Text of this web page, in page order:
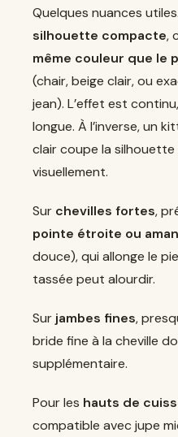
Quelques nuances
silhouette compacte,
même couleur que le
(chair, beige clair, ou
jean). L’effet est
longue. À l’inverse, un
clair coupe la
visuellement.
Sur chevilles fortes,
pointe étroite ou
douce), qui allonge le
tassée peut alourdir.
Sur jambes fines,
bride fine à la cheville
supplémentaire.
Pour les hauts de
compatible avec jupe